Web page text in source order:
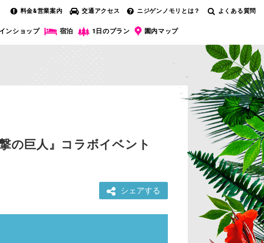
料金&営業案内 交通アクセス ニジゲンノモリとは？ よくある質問
ンショップ 宿泊 1日のプラン 園内マップ
の巨人』コラボイベント
シェアする